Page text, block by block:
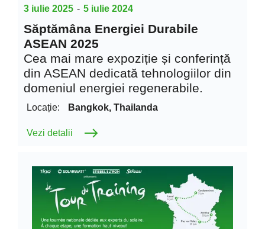
3 iulie 2025 - 5 iulie 2024
Săptămâna Energiei Durabile
ASEAN 2025
Cea mai mare expoziție și conferință
din ASEAN dedicată tehnologiilor din
domeniul energiei regenerabile.
Locație: Bangkok, Thailanda
Vezi detalii